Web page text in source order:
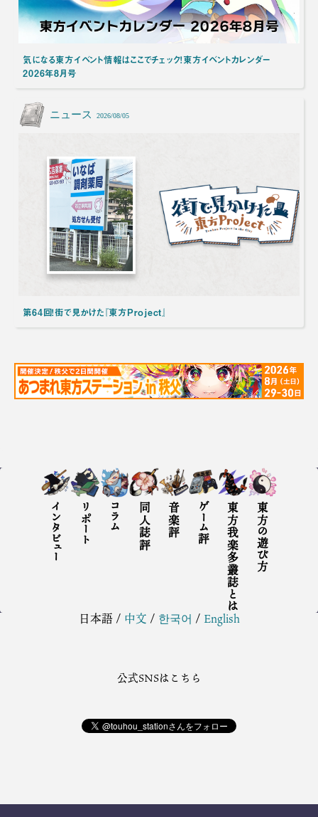
気になる東方イベント情報はここでチェック！東方イベントカレンダー
2026年8月号
ニュース 2026/08/05
第64回！街で見かけた『東方Project』
インタビュー リポート コラム 同人誌評 音楽評 ゲーム評 東方我楽多叢誌とは 東方の遊び方
日本語/ 中文 / 한국어 / English
公式SNSはこちら